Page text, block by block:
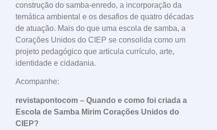
construção do samba-enredo, a incorporação da
temática ambiental e os desafios de quatro décadas
de atuação. Mais do que uma escola de samba, a
Corações Unidos do CIEP se consolida como um
projeto pedagógico que articula currículo, arte,
identidade e cidadania.
Acompanhe:
revistapontocom – Quando e como foi criada a
Escola de Samba Mirim Corações Unidos do
CIEP?